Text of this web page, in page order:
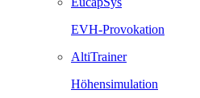
EVH-Provokation
AltiTrainer
Höhensimulation